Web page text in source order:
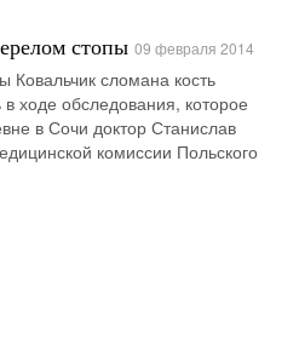
стопы 09 февраля 2014
сломана кость
ходе обследования, которое
в Сочи доктор Станислав
комиссии Польского